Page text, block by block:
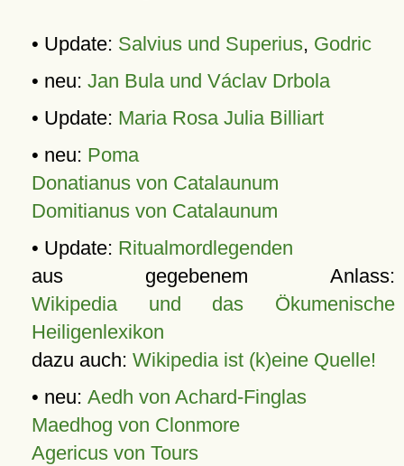
• Update: Salvius und Superius, Godric
• neu: Jan Bula und Václav Drbola
• Update: Maria Rosa Julia Billiart
• neu: Poma
Donatianus von Catalaunum
Domitianus von Catalaunum
• Update: Ritualmordlegenden
aus gegebenem Anlass:
Wikipedia und das Ökumenische
Heiligenlexikon
dazu auch: Wikipedia ist (k)eine Quelle!
• neu: Aedh von Achard-Finglas
Maedhog von Clonmore
Agericus von Tours